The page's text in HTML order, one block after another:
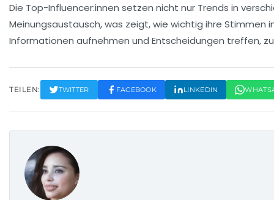
Die Top-Influencer:innen setzen nicht nur Trends in
Meinungsaustausch, was zeigt, wie wichtig ihre Stimmen
Informationen aufnehmen und Entscheidungen treffen,
TEILEN: TWITTER FACEBOOK LINKEDIN